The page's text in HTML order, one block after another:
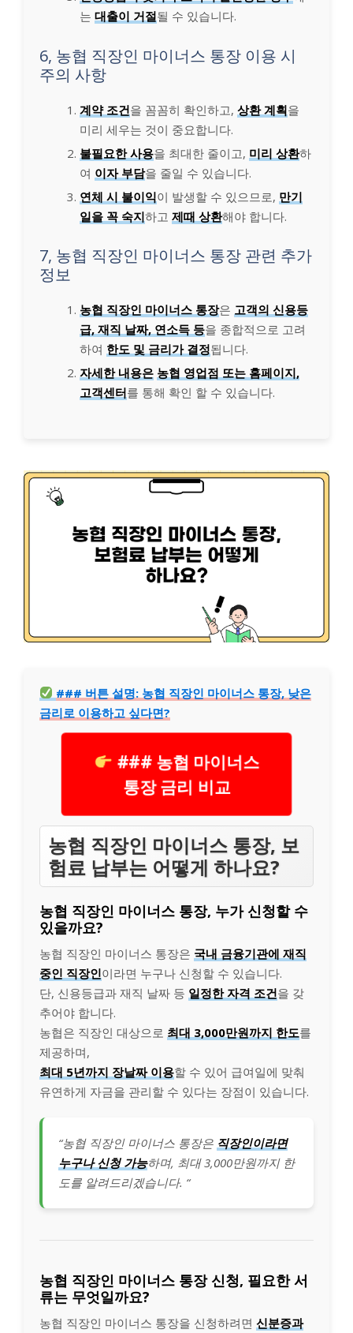
는 대출이 거절될 수 있습니다.
6, 농협 직장인 마이너스 통장 이용 시
주의 사항
계약 조건을 꼼꼼히 확인하고, 상환 계획을
미리 세우는 것이 중요합니다.
불필요한 사용을 최대한 줄이고, 미리 상환하
여 이자 부담을 줄일 수 있습니다.
연체 시 불이익이 발생할 수 있으므로, 만기
일을 꼭 숙지하고 제때 상환해야 합니다.
7, 농협 직장인 마이너스 통장 관련 추가
정보
농협 직장인 마이너스 통장은 고객의 신용등
급, 재직 날짜, 연소득 등을 종합적으로 고려
하여 한도 및 금리가 결정됩니다.
자세한 내용은 농협 영업점 또는 홈페이지,
고객센터를 통해 확인 할 수 있습니다.
### 버튼 설명: 농협 직장인 마이너스 통장, 낮은
금리로 이용하고 싶다면?
### 농협 마이너스
통장 금리 비교
농협 직장인 마이너스 통장, 보
험료 납부는 어떻게 하나요?
농협 직장인 마이너스 통장, 누가 신청할 수
있을까요?
농협 직장인 마이너스 통장은 국내 금융기관에 재직
중인 직장인이라면 누구나 신청할 수 있습니다.
단, 신용등급과 재직 날짜 등 일정한 자격 조건을 갖
추어야 합니다.
농협은 직장인 대상으로 최대 3,000만원까지 한도를
제공하며,
최대 5년까지 장날짜 이용할 수 있어 급여일에 맞춰
유연하게 자금을 관리할 수 있다는 장점이 있습니다.
“농협 직장인 마이너스 통장은 직장인이라면
누구나 신청 가능하며, 최대 3,000만원까지 한
도를 알려드리겠습니다. “
농협 직장인 마이너스 통장 신청, 필요한 서
류는 무엇일까요?
농협 직장인 마이너스 통장을 신청하려면 신분증과